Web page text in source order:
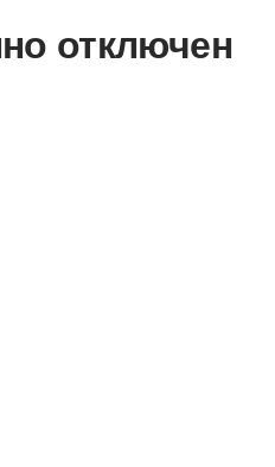
отключен